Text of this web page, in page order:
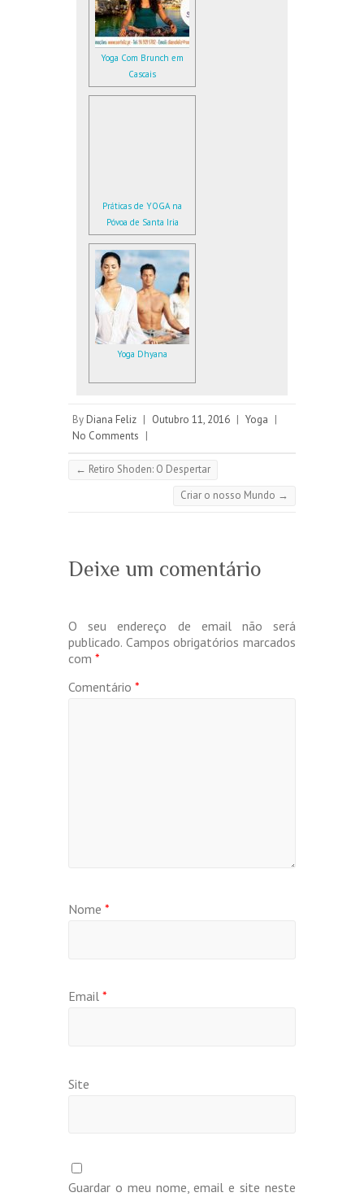
Yoga Com Brunch em
Cascais
Práticas de YOGA na
Póvoa de Santa Iria
Yoga Dhyana
By Diana Feliz | Outubro 11, 2016 | Yoga |
No Comments |
← Retiro Shoden: O Despertar
Criar o nosso Mundo →
Deixe um comentário
O seu endereço de email não será
publicado. Campos obrigatórios marcados
com *
Comentário *
Nome *
Email *
Site
Guardar o meu nome, email e site neste